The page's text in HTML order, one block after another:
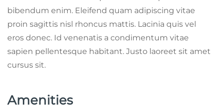
bibendum enim. Eleifend quam adipiscing vitae
proin sagittis nisl rhoncus mattis. Lacinia quis vel
eros donec. Id venenatis a condimentum vitae
sapien pellentesque habitant. Justo laoreet sit amet
cursus sit.
Amenities